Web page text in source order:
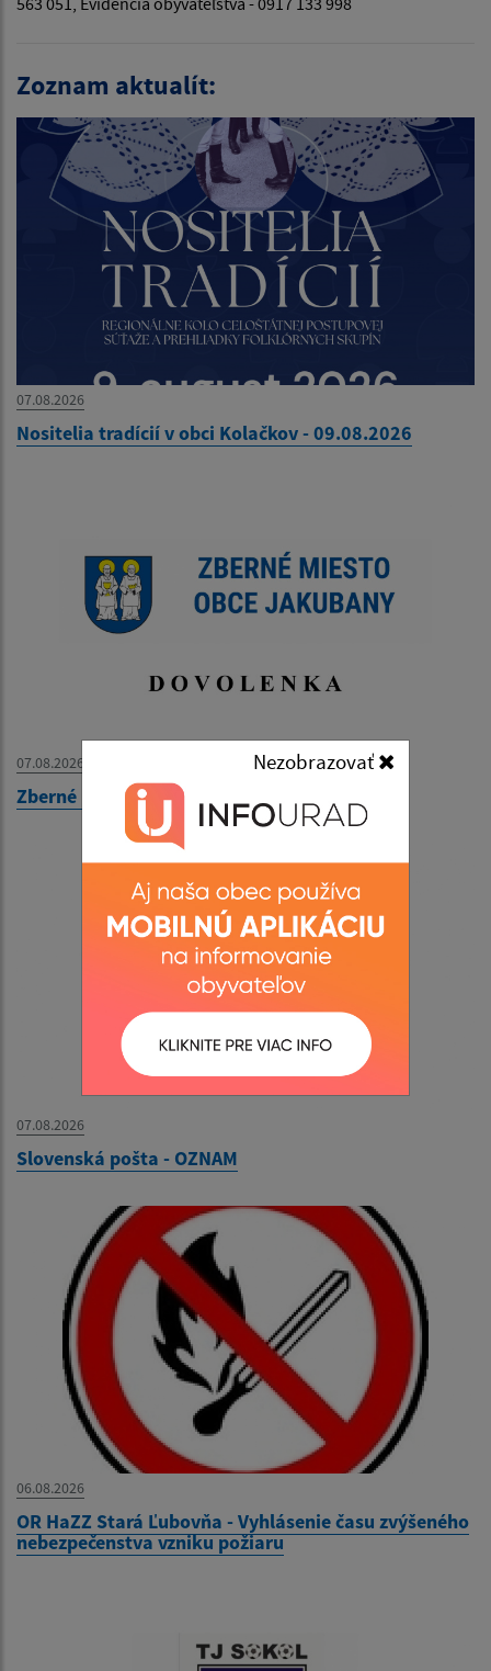
Nezobrazovať
Zoznam aktualít:
07.08.2026
Nositelia tradícií v obci Kolačkov - 09.08.2026
07.08.2026
Zberné miesto - OZNAM
07.08.2026
Slovenská pošta - OZNAM
06.08.2026
OR HaZZ Stará Ľubovňa - Vyhlásenie času zvýšeného
nebezpečenstva vzniku požiaru